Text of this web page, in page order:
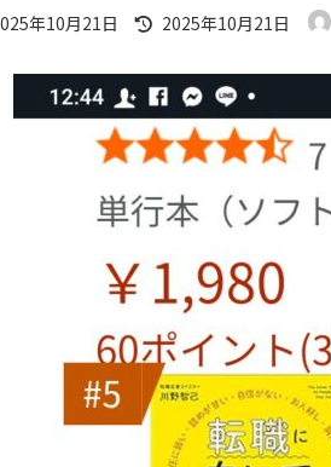
年10月21日
最
新
日
時
:
2025年10月21日